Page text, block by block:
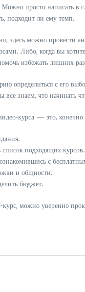
просто написать в
подходит ли ему темп.
здесь можно провести
Либо, когда вы
избежать лишних
определиться с его
знаем, что начинать
курса — это,
подходящих курсов.
с
и общности.
бюджет.
можно уверенно